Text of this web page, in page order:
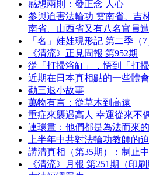
感想兩則：發正念 人心
參與迫害法輪功 雲南省、吉
南省、山西省又有八名官員
「名」娃娃現形記 第二季（7
《清流》正見周報 第952期
從「打掃浴缸」，悟到「打掃
近期在日本真相點的一些體會
勸三退小故事
萬物有言：從草木到高遠
重症來襲遇高人 幸運從來不
連環畫：他們都是為法而來的
上半年中共對法輪功教師的
講清真相（第35期）：制止
《清流》月報 第251期（印刷